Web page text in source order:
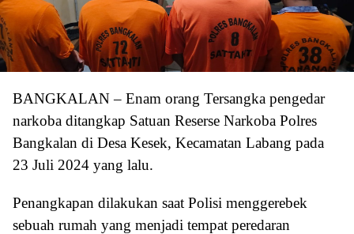
BANGKALAN – Enam orang Tersangka pengedar
narkoba ditangkap Satuan Reserse Narkoba Polres
Bangkalan di Desa Kesek, Kecamatan Labang pada
23 Juli 2024 yang lalu.
Penangkapan dilakukan saat Polisi menggerebek
sebuah rumah yang menjadi tempat peredaran